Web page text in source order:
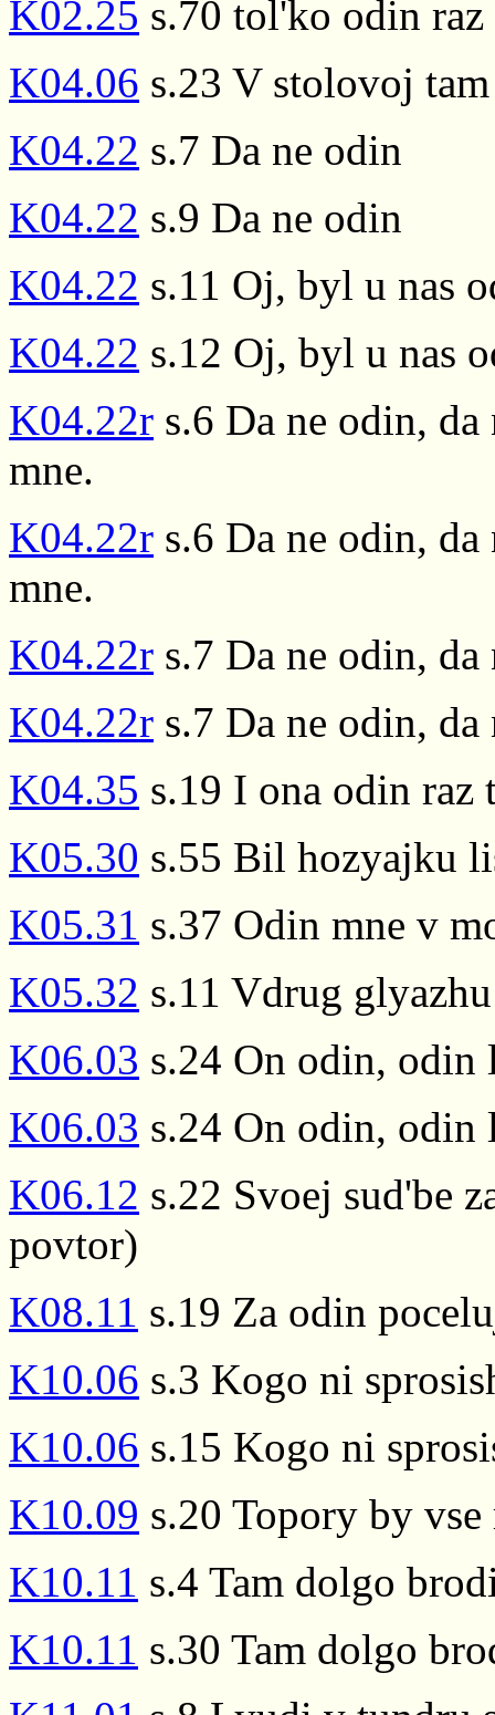
K02.25 s.70 tol'ko odin raz
K04.06 s.23 V stolovoj
K04.22 s.7 Da ne odin
K04.22 s.9 Da ne odin
K04.22 s.11 Oj, byl u nas
K04.22 s.12 Oj, byl u nas
K04.22r s.6 Da ne odin,
mne.
K04.22r s.6 Da ne odin,
mne.
K04.22r s.7 Da ne odin,
K04.22r s.7 Da ne odin,
K04.35 s.19 I ona odin raz
K05.30 s.55 Bil hozyajku
K05.31 s.37 Odin mne v
K05.32 s.11 Vdrug
K06.03 s.24 On odin, odin
K06.03 s.24 On odin, odin
K06.12 s.22 Svoej sud'be
povtor)
K08.11 s.19 Za odin
K10.06 s.3 Kogo ni
K10.06 s.15 Kogo ni
K10.09 s.20 Topory by
K10.11 s.4 Tam dolgo
K10.11 s.30 Tam dolgo